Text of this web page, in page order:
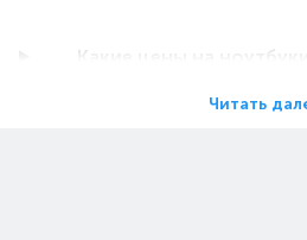
Какие цены на
Читать